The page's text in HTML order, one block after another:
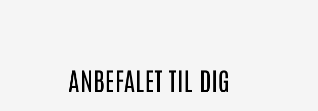
ANBEFALET TIL DIG